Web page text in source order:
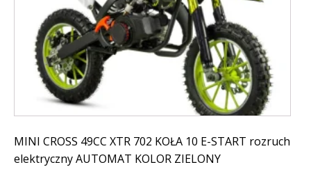
MINI CROSS 49CC XTR 702 KOŁA 10 E-START rozruch
elektryczny AUTOMAT KOLOR ZIELONY